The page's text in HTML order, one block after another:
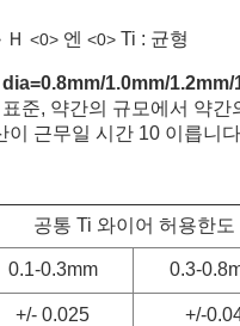
Ｈ <0> 엔 <0> Ti : 균형
1.0mm/
표준, 약간의 규모에서 약
이 근무일 시간 10 이릅니다
공통 Ti 와이어 허용한도
0.1-0.3mm 0.3-
+/- 0.025 +/-